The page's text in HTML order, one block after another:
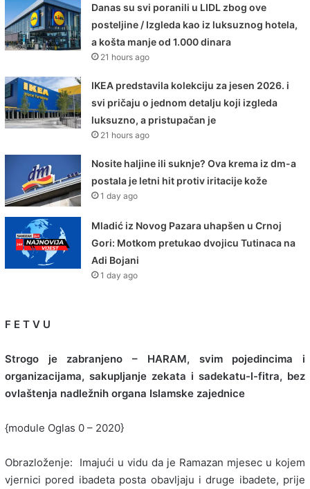
Danas su svi poranili u LIDL zbog ove
posteljine / Izgleda kao iz luksuznog hotela,
a košta manje od 1.000 dinara
21 hours ago
IKEA predstavila kolekciju za jesen 2026. i
svi pričaju o jednom detalju koji izgleda
luksuzno, a pristupačan je
21 hours ago
Nosite haljine ili suknje? Ova krema iz dm-a
postala je letni hit protiv iritacije kože
1 day ago
Mladić iz Novog Pazara uhapšen u Crnoj
Gori: Motkom pretukao dvojicu Tutinaca na
Adi Bojani
1 day ago
F E T V U
Strogo je zabranjeno – HARAM, svim pojedincima i
organizacijama, sakupljanje zekata i sadekatu-l-fitra, bez
ovlaštenja nadležnih organa Islamske zajednice
{module Oglas 0 – 2020}
Obrazloženje: Imajući u vidu da je Ramazan mjesec u kojem
vjernici pored ibadeta posta obavljaju i druge ibadete, prije